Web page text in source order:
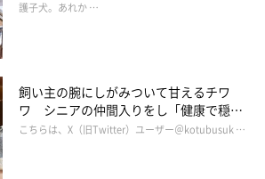
護子犬。あれか …
飼い主の腕にしがみついて甘えるチワ
ワ シニアの仲間入りをし「健康で穏や
かな暮らしが続いてほしい」と願う
こちらは、X（旧Twitter）ユーザー＠kotubusuk …